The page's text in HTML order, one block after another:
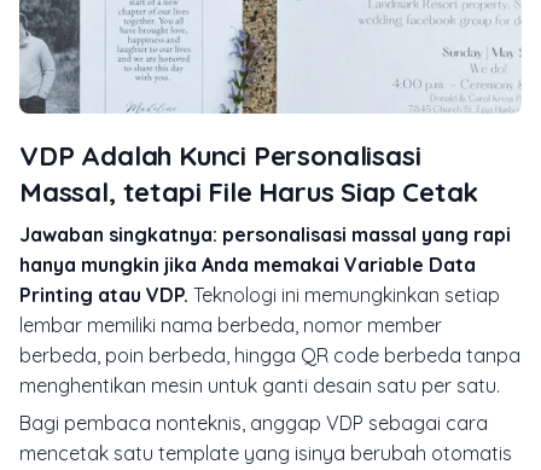
VDP Adalah Kunci Personalisasi
Massal, tetapi File Harus Siap Cetak
Jawaban singkatnya: personalisasi massal yang rapi
hanya mungkin jika Anda memakai Variable Data
Printing atau VDP. Teknologi ini memungkinkan setiap
lembar memiliki nama berbeda, nomor member
berbeda, poin berbeda, hingga QR code berbeda tanpa
menghentikan mesin untuk ganti desain satu per satu.
Bagi pembaca nonteknis, anggap VDP sebagai cara
mencetak satu template yang isinya berubah otomatis